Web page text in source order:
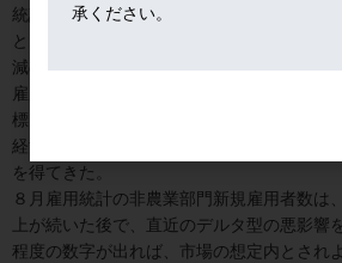
統計だが、あまりの誤差に市場はいぶかった
ところが、２日に発表の新規失業保険申請
減の３４万件と、昨年３月以降の最低を更
雇用統計は遅行指標だが、毎週発表される
標と位置付けられる。
経済はデルタ型リスクへの耐性を醸成しつ
を得てきた。
８月雇用統計の非農業部門新規雇用者数は
上が続いた後で、直近のデルタ型の悪影響
程度の数字が出れば、市場の想定内とされよ
承ください。